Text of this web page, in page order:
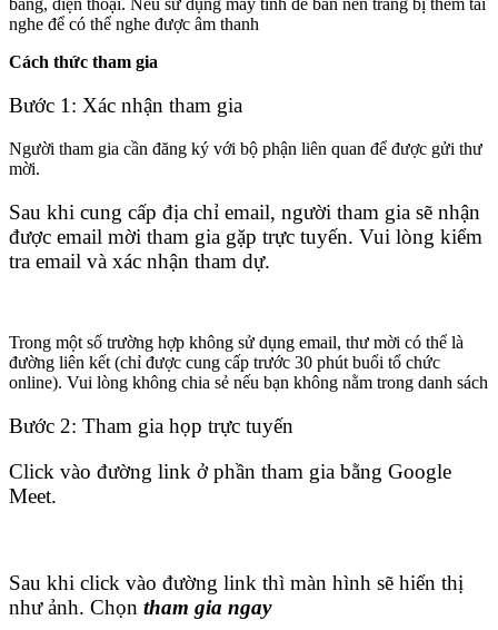
nghe để có thể nghe được âm thanh
Cách thức tham gia
Bước 1: Xác nhận tham gia
Người tham gia cần đăng ký với bộ phận liên quan để được gửi thư
mời.
Sau khi cung cấp địa chỉ email, người tham gia sẽ nhận
được email mời tham gia gặp trực tuyến. Vui lòng kiểm
tra email và xác nhận tham dự.
Trong một số trường hợp không sử dụng email, thư mời có thể là
đường liên kết (chỉ được cung cấp trước 30 phút buổi tổ chức
online). Vui lòng không chia sẻ nếu bạn không nằm trong danh sách
Bước 2: Tham gia họp trực tuyến
Click vào đường link ở phần tham gia bằng Google
Meet.
Sau khi click vào đường link thì màn hình sẽ hiển thị
như ảnh. Chọn tham gia ngay